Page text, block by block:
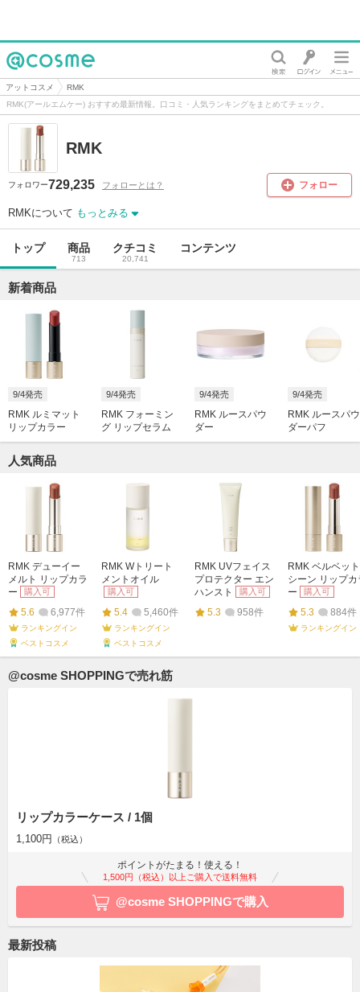
@cosme
アットコスメ
RMK
RMK(アールエムケー) おすすめ最新情報。口コミ・人気ランキングをまとめてチェック。
RMK
フォロワー729,235 フォローとは？ フォロー
RMKについて もっとみる
トップ 商品
713
クチコミ
20,741
コンテンツ
新着商品
9/4発売
RMK ルミマット
リップカラー
9/4発売
RMK フォーミン
グ リップセラム
9/4発売
RMK ルースパウ
ダー
9/4発売
RMK ルースパウ
ダーパフ
人気商品
RMK デューイー
メルト リップカラ
ー
購入可
5.6 6,977件
ランキングイン
ベストコスメ
RMK Wトリート
メントオイル
購入可
5.4 5,460件
ランキングイン
ベストコスメ
RMK UVフェイス
プロテクター エン
ハンスト
購入可
5.3 958件
RMK ベルベット
シーン リップカ
ー
購入可
5.3 884件
ランキングイン
@cosme SHOPPINGで売れ筋
リップカラーケース / 1個
1,100円 （税込）
ポイントがたまる！使える！
1,500円（税込）以上ご購入で送料無料
@cosme SHOPPINGで購入
最新投稿